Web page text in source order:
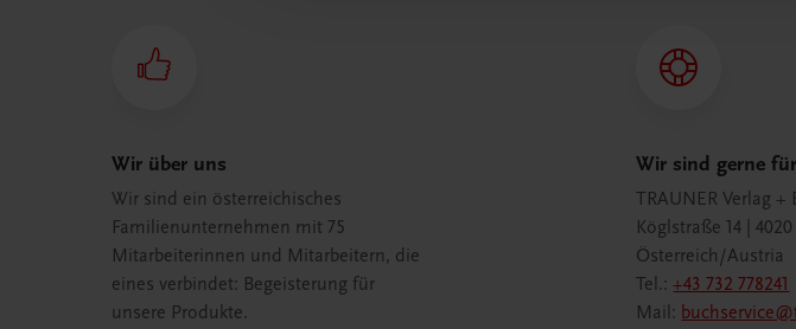
Wir über uns
Wir sind ein österreichisches
Familienunternehmen mit 75
Mitarbeiterinnen und Mitarbeitern, die
eines verbindet: Begeisterung für
unsere Produkte.
Wir sind gerne
TRAUNER Verlag +
Köglstraße 14 |
Österreich/Austria
Tel.:+43 732 778241
Mail: